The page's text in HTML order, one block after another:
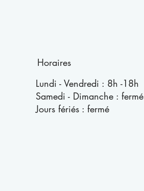
Horaires
Lundi - Vendredi : 8h -18h
Samedi - Dimanche : fermé
Jours fériés : fermé